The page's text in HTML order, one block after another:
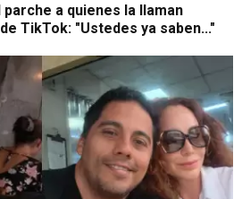
a quienes la llaman
TikTok: "Ustedes ya saben..."